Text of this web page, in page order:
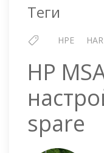
Теги
HPE
HP
spare